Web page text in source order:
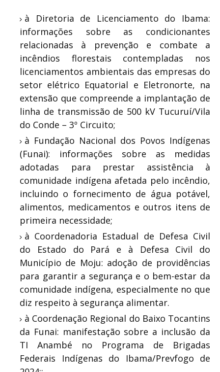
à Diretoria de Licenciamento do Ibama:
informações sobre as condicionantes
relacionadas à prevenção e combate a
incêndios florestais contempladas nos
licenciamentos ambientais das empresas do
setor elétrico Equatorial e Eletronorte, na
extensão que compreende a implantação de
linha de transmissão de 500 kV Tucuruí/Vila
do Conde – 3º Circuito;
à Fundação Nacional dos Povos Indígenas
(Funai): informações sobre as medidas
adotadas para prestar assistência à
comunidade indígena afetada pelo incêndio,
incluindo o fornecimento de água potável,
alimentos, medicamentos e outros itens de
primeira necessidade;
à Coordenadoria Estadual de Defesa Civil
do Estado do Pará e à Defesa Civil do
Município de Moju: adoção de providências
para garantir a segurança e o bem-estar da
comunidade indígena, especialmente no que
diz respeito à segurança alimentar.
à Coordenação Regional do Baixo Tocantins
da Funai: manifestação sobre a inclusão da
TI Anambé no Programa de Brigadas
Federais Indígenas do Ibama/Prevfogo de